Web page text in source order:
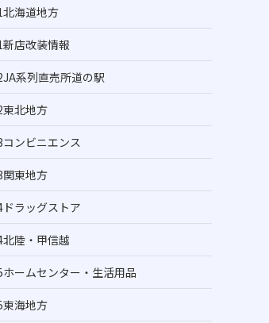
北海道地方
新店改装情報
系列直売所道の駅
東北地方
ンビニエンス
関東地方
ドラッグストア
北陸・甲信越
ホームセンター・生活用品
東海地方